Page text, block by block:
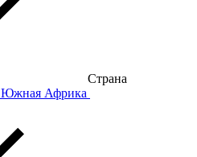
Страна
Южная Африка